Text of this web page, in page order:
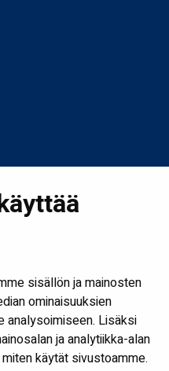
sisällön ja mainosten
ominaisuuksien
analysoimiseen. Lisäksi
ja analytiikka-alan
käytät sivustoamme.